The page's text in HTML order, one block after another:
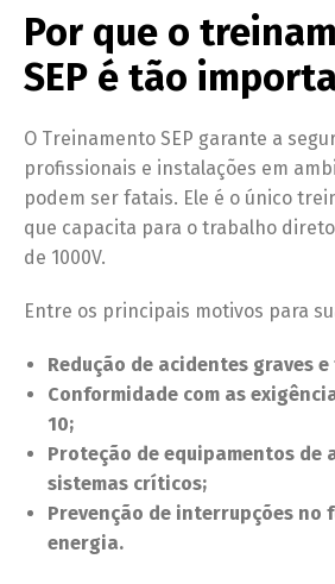
Por que o
SEP é tão
O Treinamento SEP garante a
profissionais e instalações em
podem ser fatais. Ele é o único
que capacita para o trabalho
de 1000V.
Entre os principais motivos para
Redução de acidentes graves
Conformidade com as
10;
Proteção de equipamentos de
sistemas críticos;
Prevenção de interrupções no
energia.